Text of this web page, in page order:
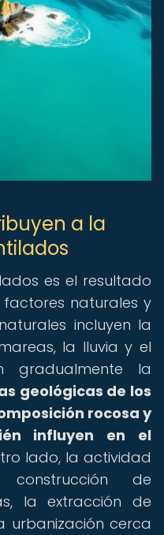
a la
es el resultado
naturales y
incluyen la
la lluvia y el
gradualmente la
geológicas de los
rocosa y
influyen en el
lado, la actividad
de
la extracción de
urbanización cerca